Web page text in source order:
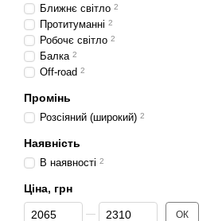
Ближнє світло 2
Протитуманні 2
Робочє світло 2
Балка 2
Off-road 2
Промінь
Розсіяний (широкий) 2
Наявність
В наявності 2
Ціна, грн
Від Ціна, грн
До Ціна, грн ОК